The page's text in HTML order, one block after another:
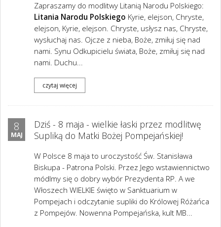
Zapraszamy do modlitwy Litanią Narodu Polskiego:
Litania Narodu Polskiego Kyrie, elejson, Chryste,
elejson, Kyrie, elejson. Chryste, usłysz nas, Chryste,
wysłuchaj nas. Ojcze z nieba, Boże, zmiłuj się nad
nami. Synu Odkupicielu świata, Boże, zmiłuj się nad
nami. Duchu...
czytaj więcej
8
MAJ
Dziś - 8 maja - wielkie łaski przez modlitwę
Supliką do Matki Bożej Pompejańskiej!
W Polsce 8 maja to uroczystość Św. Stanisława
Biskupa - Patrona Polski. Przez Jego wstawiennictwo
módlmy się o dobry wybór Prezydenta RP. A we
Włoszech WIELKIE święto w Sanktuarium w
Pompejach i odczytanie supliki do Królowej Różańca
z Pompejów. Nowenna Pompejańska, kult MB...